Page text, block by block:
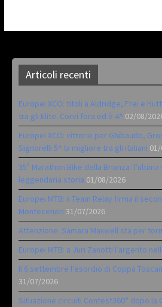
Articoli recenti
Europei XCO: titoli a Aldridge, Frei e
tra gli Elite. Corvi fora ed è 4^ 02/08/
Europei XCO: vittorie per Ghibaudo,
Signorelli 5^ la migliore tra gli italiani
35ª Marathon Bike della Brianza:
leggendaria storia 01/08/2026
Europei MTB: il Team Relay firma il
Monteceneri 31/07/2026
Attenzione: Samara Maxwell sta per
Europei MTB: a Juri Zanotti l’argento
Il 6 settembre l’esordio di Coppa
31/07/2026
Situazione circuiti Contest360° dopo la